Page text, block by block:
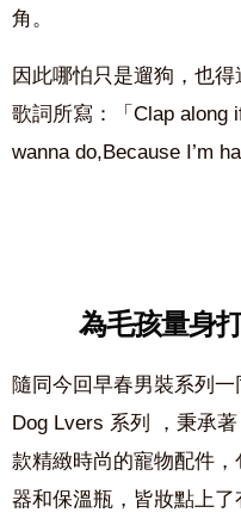
角。
因此哪怕只是遛狗，也得
歌詞所寫：「Clap along
wanna do,Because I’m
為毛孩量身
隨同今回早春男裝系列
Dog Lvers 系列 ，秉承
款精緻時尚的寵物配件
器和保溫瓶，皆妝點上